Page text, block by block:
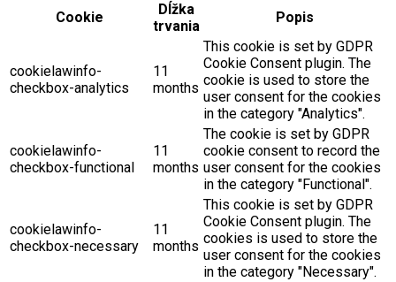
Cookie
Dĺžka
trvania
Popis
cookielawinfo-
checkbox-analytics
11
months
This cookie is set by GDPR
Cookie Consent plugin. The
cookie is used to store the
user consent for the cookies
in the category "Analytics".
cookielawinfo-
checkbox-functional
11
months
The cookie is set by GDPR
cookie consent to record the
user consent for the cookies
in the category "Functional".
cookielawinfo-
checkbox-necessary
11
months
This cookie is set by GDPR
Cookie Consent plugin. The
cookies is used to store the
user consent for the cookies
in the category "Necessary".